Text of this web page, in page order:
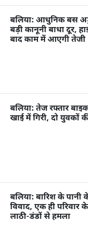
बलिया: आधुनिक बस
बड़ी कानूनी बाधा दूर,
बाद काम में आएगी तेजी
बलिया: तेज रफ्तार
खाई में गिरी, दो युवकों
बलिया: बारिश के
विवाद, एक ही परिवार
लाठी-डंडों से हमला